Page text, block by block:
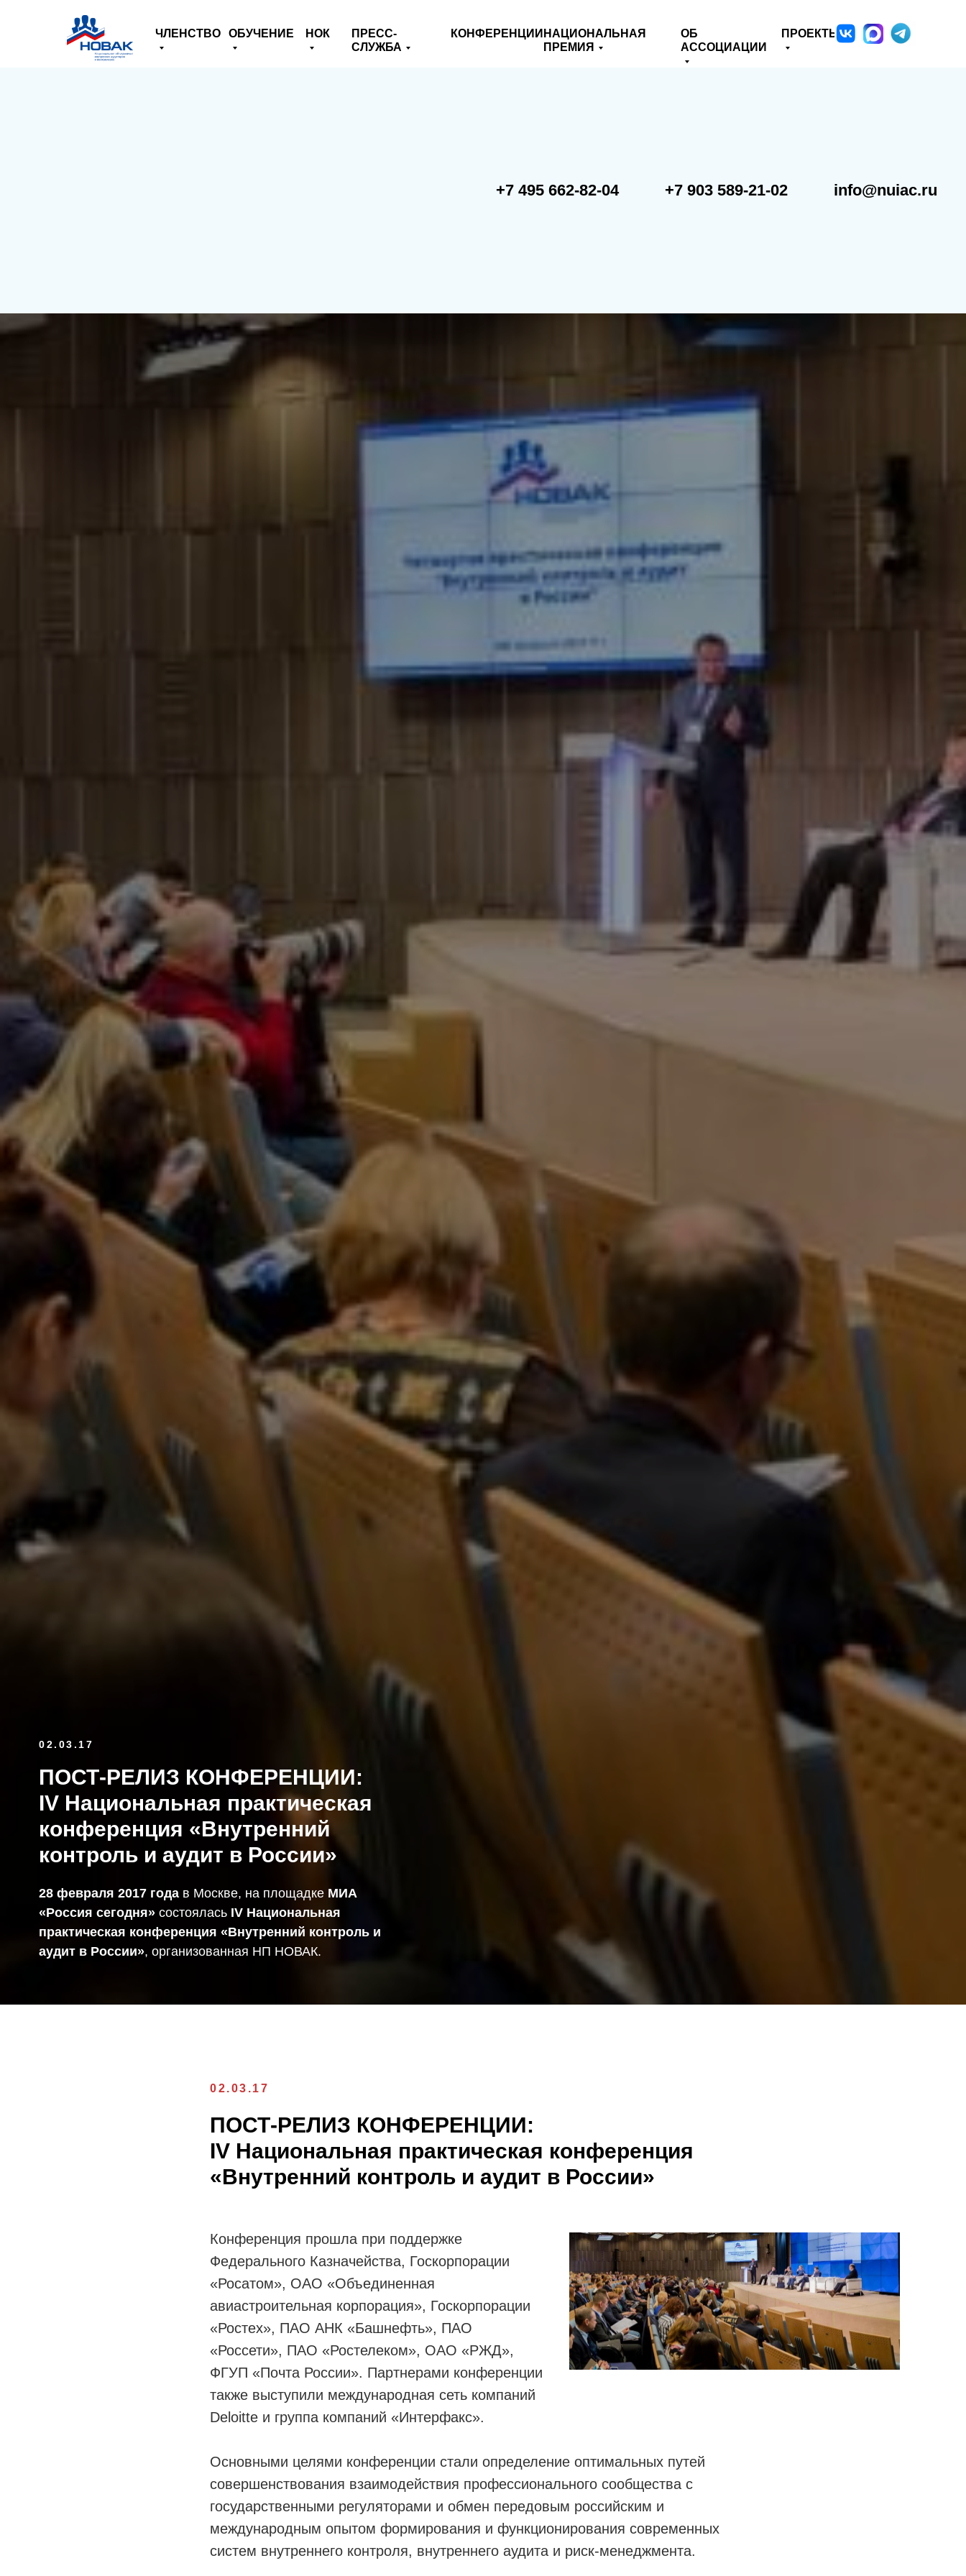
ОБ
АССОЦИАЦИИ
НАЦИОНАЛЬНАЯ
ПРЕМИЯ
ОБУЧЕНИЕ НОК
ПРЕСС-
СЛУЖБА
КОНФЕРЕНЦИИ
ЧЛЕНСТВО ПРОЕКТЫ
+7 495 662-82-04 +7 903 589-21-02 info@nuiac.ru
02.03.17
ПОСТ-РЕЛИЗ КОНФЕРЕНЦИИ:
IV Национальная практическая
конференция «Внутренний
контроль и аудит в России»
28 февраля 2017 года в Москве, на площадке МИА
«Россия сегодня» состоялась IV Национальная
практическая конференция «Внутренний контроль и
аудит в России», организованная НП НОВАК.
02.03.17
ПОСТ-РЕЛИЗ КОНФЕРЕНЦИИ:
IV Национальная практическая конференция
«Внутренний контроль и аудит в России»
Конференция прошла при поддержке
Федерального Казначейства, Госкорпорации
«Росатом», ОАО «Объединенная
авиастроительная корпорация», Госкорпорации
«Ростех», ПАО АНК «Башнефть», ПАО
«Россети», ПАО «Ростелеком», ОАО «РЖД»,
ФГУП «Почта России». Партнерами конференции
также выступили международная сеть компаний
Deloitte и группа компаний «Интерфакс».
Основными целями конференции стали определение оптимальных путей
совершенствования взаимодействия профессионального сообщества с
государственными регуляторами и обмен передовым российским и
международным опытом формирования и функционирования современных
систем внутреннего контроля, внутреннего аудита и риск-менеджмента.